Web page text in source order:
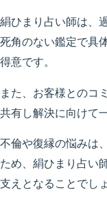
絹ひまり占い師は、
死角のない鑑定で具
得意です。
また、お客様とのコ
共有し解決に向けて
不倫や復縁の悩みは
ため、絹ひまり占い
支えとなることでしょ